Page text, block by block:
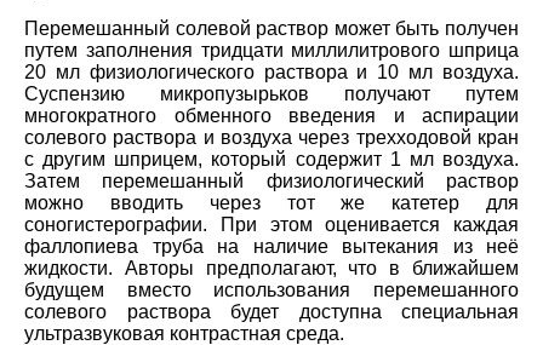
Перемешанный солевой раствор может быть получен
путем заполнения тридцати миллилитрового шприца
20 мл физиологического раствора и 10 мл воздуха.
Суспензию микропузырьков получают путем
многократного обменного введения и аспирации
солевого раствора и воздуха через трехходовой кран
с другим шприцем, который содержит 1 мл воздуха.
Затем перемешанный физиологический раствор
можно вводить через тот же катетер для
соногистерографии. При этом оценивается каждая
фаллопиева труба на наличие вытекания из неё
жидкости. Авторы предполагают, что в ближайшем
будущем вместо использования перемешанного
солевого раствора будет доступна специальная
ультразвуковая контрастная среда.